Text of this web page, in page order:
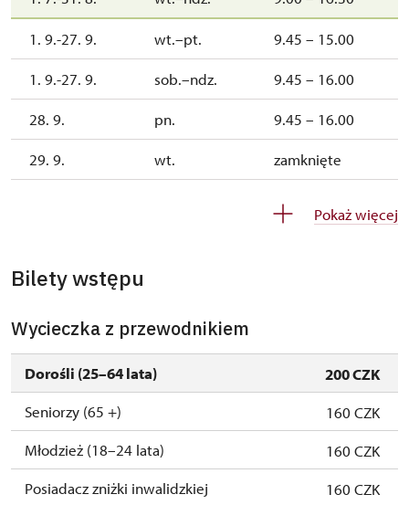
1. 9.-27. 9. wt.–pt. 9.45 – 15.00
1. 9.-27. 9. sob.–ndz. 9.45 – 16.00
28. 9. pn. 9.45 – 16.00
29. 9. wt. zamknięte
26. 10.-30. 10.
Pokaż więcej
Bilety wstępu
Wycieczka z przewodnikiem
Dorośli (25–64 lata)
200 CZK
Seniorzy (65 +)
160 CZK
Młodzież (18–24 lata)
160 CZK
Posiadacz zniżki inwalidzkiej
160 CZK